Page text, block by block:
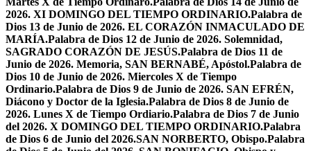
2026. XI DOMINGO DEL TIEMPO ORDINARIO.Palabra de
Dios 13 de Junio de 2026. EL CORAZÓN INMACULADO DE
MARÍA.Palabra de Dios 12 de Junio de 2026. Solemnidad,
SAGRADO CORAZÓN DE JESÚS.Palabra de Dios 11 de
Junio de 2026. Memoria, SAN BERNABÉ, Apóstol.Palabra de
Dios 10 de Junio de 2026. Miercoles X de Tiempo
Ordinario.Palabra de Dios 9 de Junio de 2026. SAN EFRÉN,
Diácono y Doctor de la Iglesia.Palabra de Dios 8 de Junio de
2026. Lunes X de Tiempo Ordiario.Palabra de Dios 7 de Junio
del 2026. X DOMINGO DEL TIEMPO ORDINARIO.Palabra
de Dios 6 de Junio del 2026.SAN NORBERTO, Obispo.Palabra